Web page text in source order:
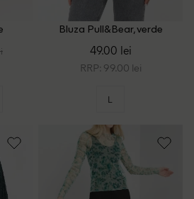
Bluza Pull&Bear, verde
49.00 lei
RRP: 99.00 lei
L